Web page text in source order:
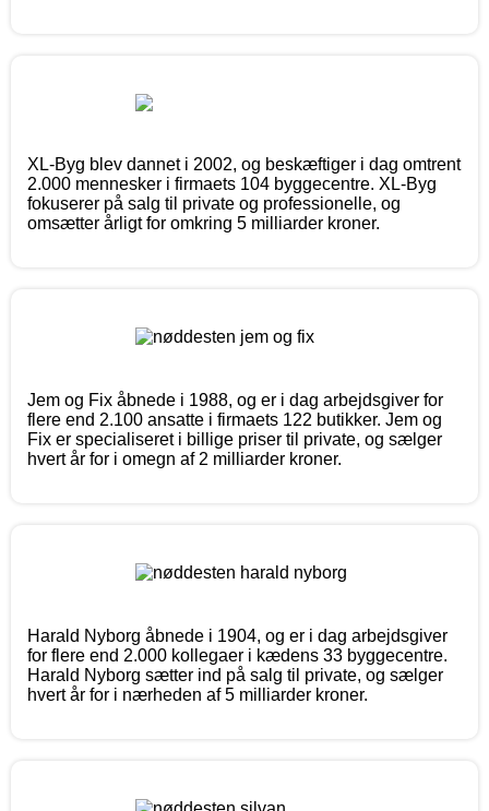
XL-Byg blev dannet i 2002, og beskæftiger i dag omtrent
2.000 mennesker i firmaets 104 byggecentre. XL-Byg
fokuserer på salg til private og professionelle, og
omsætter årligt for omkring 5 milliarder kroner.
Jem og Fix åbnede i 1988, og er i dag arbejdsgiver for
flere end 2.100 ansatte i firmaets 122 butikker. Jem og
Fix er specialiseret i billige priser til private, og sælger
hvert år for i omegn af 2 milliarder kroner.
Harald Nyborg åbnede i 1904, og er i dag arbejdsgiver
for flere end 2.000 kollegaer i kædens 33 byggecentre.
Harald Nyborg sætter ind på salg til private, og sælger
hvert år for i nærheden af 5 milliarder kroner.